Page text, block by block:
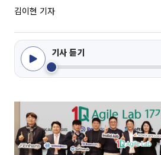
김이현 기자
기사 듣기